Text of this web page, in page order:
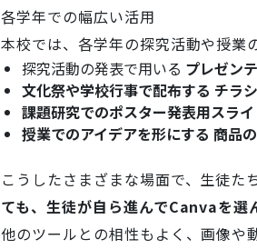
各学年での幅広い活用
本校では、各学年の探究活動や授業
探究活動の発表で用いる プレゼン
文化祭や学校行事で配布する チラシ
課題研究でのポスター発表用スラ
授業でのアイデアを形にする 商品
こうしたさまざまな場面で、生徒
ても、生徒が自ら進んでCanvaを選
他のツールとの相性もよく、画像や